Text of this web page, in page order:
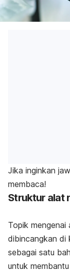
Jika inginkan
membaca!
Struktur alat
Topik mengenai
dibincangkan di
sebagai satu
untuk